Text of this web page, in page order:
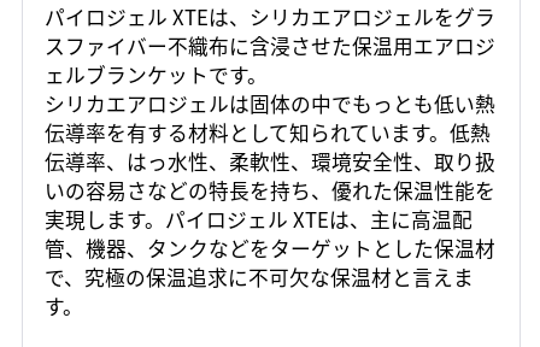
パイロジェル XTEは、シリカエアロジェルをグラ
スファイバー不織布に含浸させた保温用エアロジ
ェルブランケットです。
シリカエアロジェルは固体の中でもっとも低い熱
伝導率を有する材料として知られています。低熱
伝導率、はっ水性、柔軟性、環境安全性、取り扱
いの容易さなどの特長を持ち、優れた保温性能を
実現します。パイロジェル XTEは、主に高温配
管、機器、タンクなどをターゲットとした保温材
で、究極の保温追求に不可欠な保温材と言えま
す。